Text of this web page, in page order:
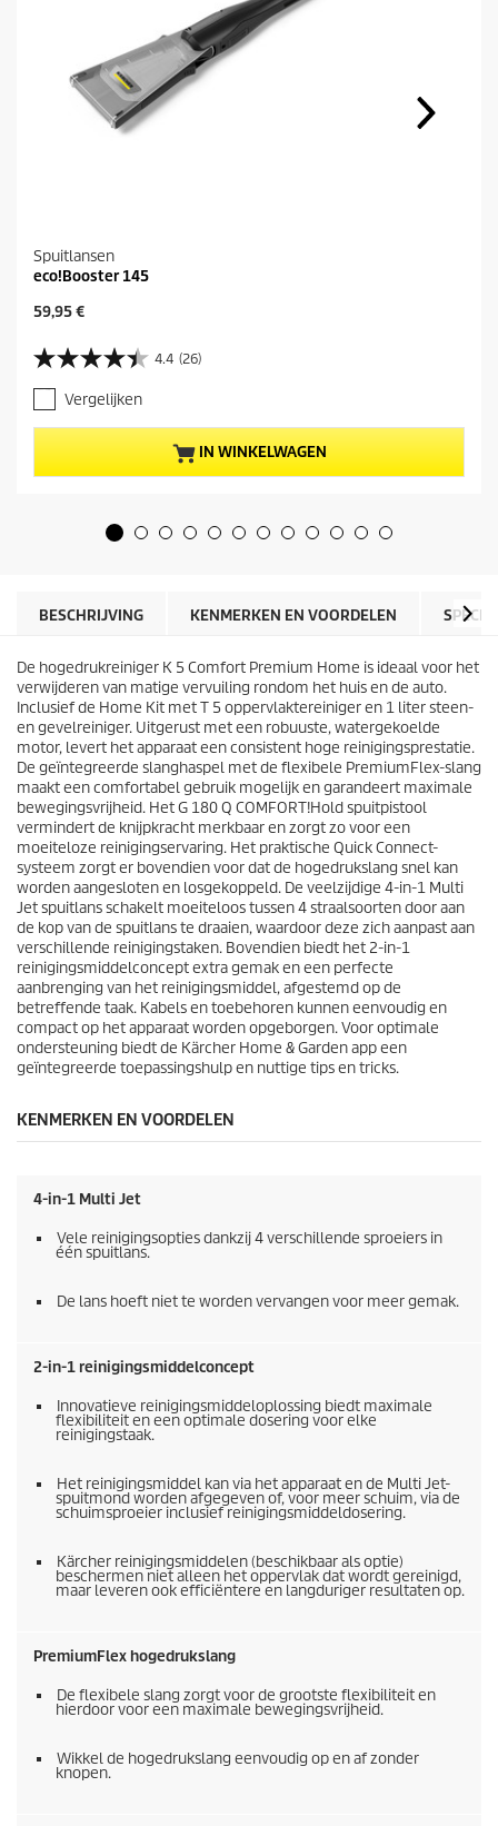
Spuitlansen
eco!Booster 145
H
i
d
i
g
e
p
s
59,95 €
4.4 (26)
4
.
4
v
n
n
.
2
6
b
e
o
o
r
d
e
l
i
n
g
e
n
Vergelijken
IN WINKELWAGEN
BESCHRIJVING KENMERKEN EN VOORDELEN
De hogedrukreiniger K 5 Comfort Premium Home is ideaal voor het
verwijderen van matige vervuiling rondom het huis en de auto.
Inclusief de Home Kit met T 5 oppervlaktereiniger en 1 liter steen-
en gevelreiniger. Uitgerust met een robuuste, watergekoelde
motor, levert het apparaat een consistent hoge reinigingsprestatie.
De geïntegreerde slanghaspel met de flexibele PremiumFlex-slang
maakt een comfortabel gebruik mogelijk en garandeert maximale
bewegingsvrijheid. Het G 180 Q COMFORT!Hold spuitpistool
vermindert de knijpkracht merkbaar en zorgt zo voor een
moeiteloze reinigingservaring. Het praktische Quick Connect-
systeem zorgt er bovendien voor dat de hogedrukslang snel kan
worden aangesloten en losgekoppeld. De veelzijdige 4-in-1 Multi
Jet spuitlans schakelt moeiteloos tussen 4 straalsoorten door aan
de kop van de spuitlans te draaien, waardoor deze zich aanpast aan
verschillende reinigingstaken. Bovendien biedt het 2-in-1
reinigingsmiddelconcept extra gemak en een perfecte
aanbrenging van het reinigingsmiddel, afgestemd op de
betreffende taak. Kabels en toebehoren kunnen eenvoudig en
compact op het apparaat worden opgeborgen. Voor optimale
ondersteuning biedt de Kärcher Home & Garden app een
geïntegreerde toepassingshulp en nuttige tips en tricks.
KENMERKEN EN VOORDELEN
4-in-1 Multi Jet
Vele reinigingsopties dankzij 4 verschillende sproeiers in
één spuitlans.
De lans hoeft niet te worden vervangen voor meer gemak.
2-in-1 reinigingsmiddelconcept
Innovatieve reinigingsmiddeloplossing biedt maximale
flexibiliteit en een optimale dosering voor elke
reinigingstaak.
Het reinigingsmiddel kan via het apparaat en de Multi Jet-
spuitmond worden afgegeven of, voor meer schuim, via de
schuimsproeier inclusief reinigingsmiddeldosering.
Kärcher reinigingsmiddelen (beschikbaar als optie)
beschermen niet alleen het oppervlak dat wordt gereinigd,
maar leveren ook efficiëntere en langduriger resultaten op.
PremiumFlexhogedrukslang
De flexibele slang zorgt voor de grootste flexibiliteit en
hierdoor voor een maximale bewegingsvrijheid.
Wikkel de hogedrukslang eenvoudig op en af zonder
knopen.